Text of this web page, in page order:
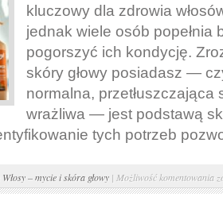
kluczowy dla zdrowia
jednak wiele osób popełnia
pogorszyć ich kondycję.
skóry głowy posiadasz —
normalna, przetłuszczająca
wrażliwa — jest podstawą
tych potrzeb
Włosy – mycie i skóra głowy | Możliwość komentowania